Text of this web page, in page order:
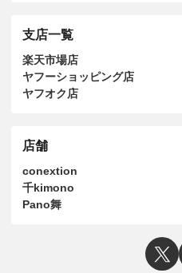
支店一覧
楽天市場店
ヤフーショッピング店
ヤフオク店
店舗
conextion
千kimono
Pano舞